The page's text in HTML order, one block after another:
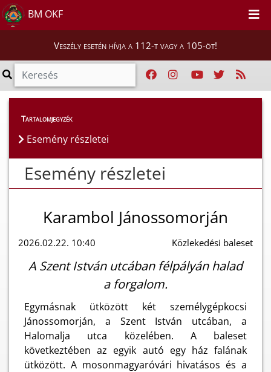
BM OKF
Veszély esetén hívja a 112-t vagy a 105-öt!
Esemény részletei
Tartalomjegyzék
Esemény részletei
Esemény részletei
Karambol Jánossomorján
2026.02.22. 10:40 Közlekedési baleset
A Szent István utcában félpályán halad
a forgalom.
Egymásnak ütközött két személygépkocsi
Jánossomorján, a Szent István utcában, a
Halomalja utca közelében. A baleset
következtében az egyik autó egy ház falának
ütközött. A mosonmagyaróvári hivatásos és a